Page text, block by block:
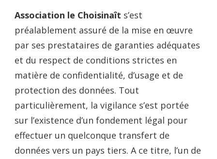
Association le Choisinaît s’est
préalablement assuré de la mise en œuvre
par ses prestataires de garanties adéquates
et du respect de conditions strictes en
matière de confidentialité, d’usage et de
protection des données. Tout
particulièrement, la vigilance s’est portée
sur l’existence d’un fondement légal pour
effectuer un quelconque transfert de
données vers un pays tiers. A ce titre, l’un de